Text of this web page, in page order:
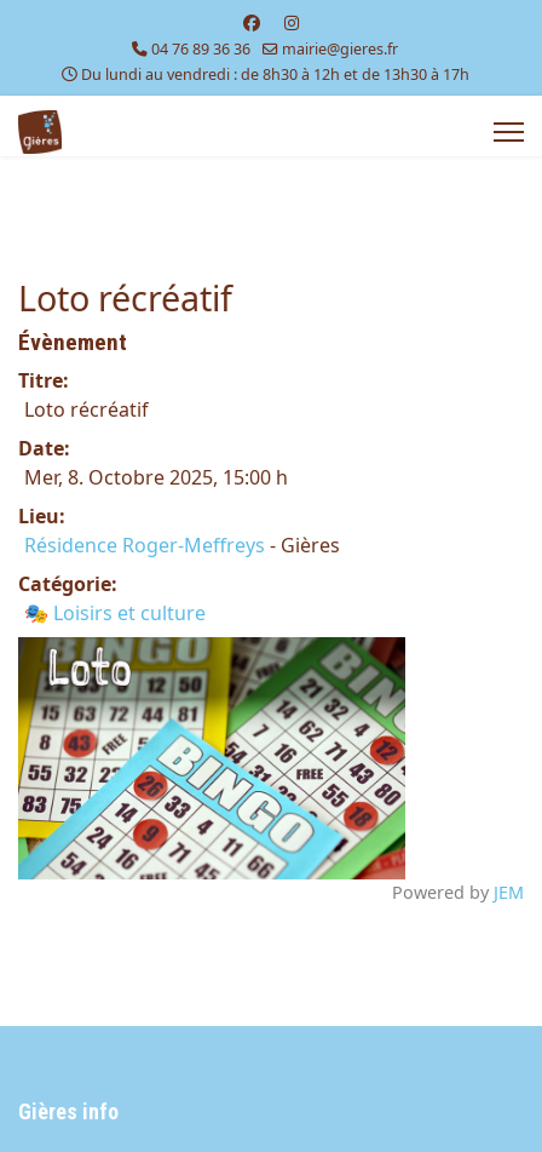
04 76 89 36 36
mairie@gieres.fr
Du lundi au vendredi : de 8h30 à 12h et de 13h30 à 17h
Loto récréatif
Évènement
Titre:
Loto récréatif
Date:
Mer, 8. Octobre 2025, 15:00 h
Lieu:
Résidence Roger-Meffreys - Gières
Catégorie:
🎭 Loisirs et culture
Powered by JEM
Gières info